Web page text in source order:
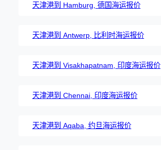
天津港到 Hamburg, 德国海运报价
天津港到 Antwerp, 比利时海运报价
天津港到 Visakhapatnam, 印度海运报价
天津港到 Chennai, 印度海运报价
天津港到 Aqaba, 约旦海运报价